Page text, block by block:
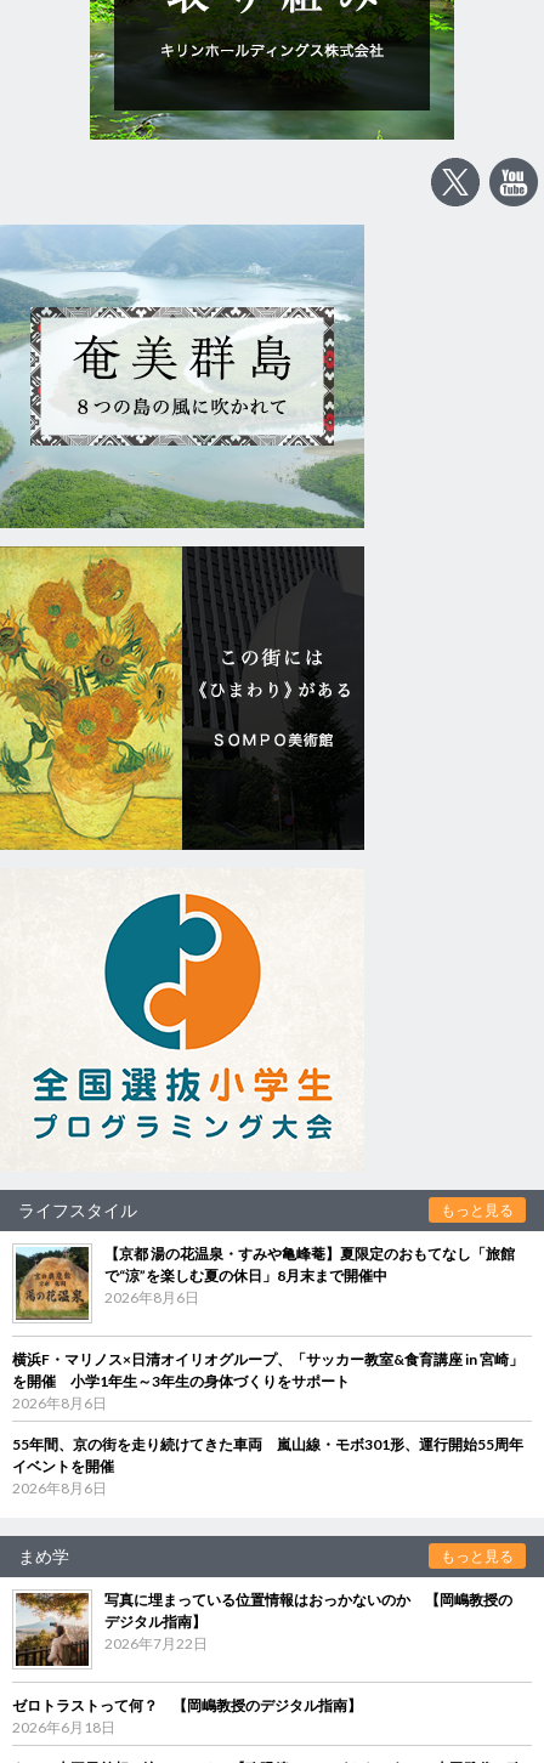
ライフスタイル もっと見る
【京都 湯の花温泉・すみや亀峰菴】夏限定のおもてなし「旅館
で“涼”を楽しむ夏の休日」8月末まで開催中
2026年8月6日
横浜F・マリノス×日清オイリオグループ、「サッカー教室&食育講座 in 宮崎」
を開催 小学1年生～3年生の身体づくりをサポート
2026年8月6日
55年間、京の街を走り続けてきた車両 嵐山線・モボ301形、運行開始55周年
イベントを開催
2026年8月6日
まめ学 もっと見る
写真に埋まっている位置情報はおっかないのか 【岡嶋教授の
デジタル指南】
2026年7月22日
ゼロトラストって何？ 【岡嶋教授のデジタル指南】
2026年6月18日